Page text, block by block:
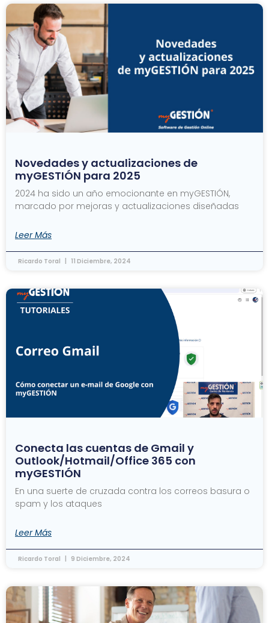
Novedades y actualizaciones de
myGESTIÓN para 2025
2024 ha sido un año emocionante en myGESTIÓN,
marcado por mejoras y actualizaciones diseñadas
Leer Más
Ricardo Toral 11 Diciembre, 2024
Conecta las cuentas de Gmail y
Outlook/Hotmail/Office 365 con
myGESTIÓN
En una suerte de cruzada contra los correos basura o
spam y los ataques
Leer Más
Ricardo Toral 9 Diciembre, 2024